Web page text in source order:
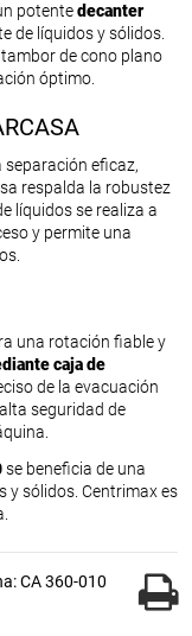
potentedecanter
de líquidos y sólidos.
de cono plano
óptimo.
eficaz,
respalda la robustez
líquidos se realiza a
y permite una
una rotación fiable y
caja de
de la evacuación
seguridad de
se beneficia de una
y sólidos. Centrimax es
CA 360-010